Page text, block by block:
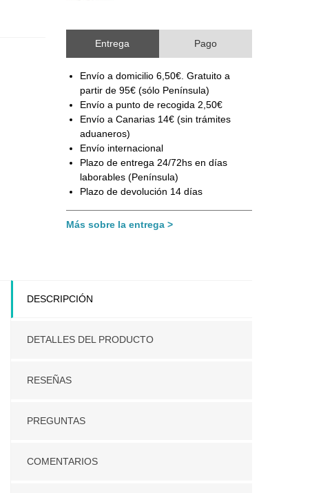
Entrega Pago
Envío a domicilio 6,50€. Gratuito a
partir de 95€ (sólo Península)
Envío a punto de recogida 2,50€
Envío a Canarias 14€ (sin trámites
aduaneros)
Envío internacional
Plazo de entrega 24/72hs en días
laborables (Península)
Plazo de devolución 14 días
Más sobre la entrega
DESCRIPCIÓN
DETALLES DEL PRODUCTO
RESEÑAS
PREGUNTAS
COMENTARIOS